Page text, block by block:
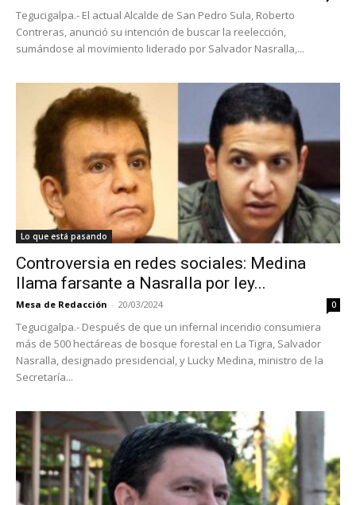
Tegucigalpa.- El actual Alcalde de San Pedro Sula, Roberto
Contreras, anunció su intención de buscar la reelección,
sumándose al movimiento liderado por Salvador Nasralla,...
Lo que está pasando
Controversia en redes sociales: Medina
llama farsante a Nasralla por ley...
Mesa de Redacción - 20/03/2024 0
Tegucigalpa.- Después de que un infernal incendio consumiera
más de 500 hectáreas de bosque forestal en La Tigra, Salvador
Nasralla, designado presidencial, y Lucky Medina, ministro de la
Secretaría...